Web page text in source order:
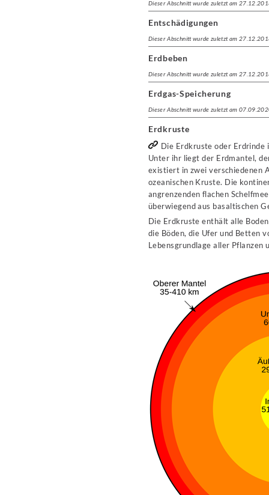
Dieser Abschnitt wurde zuletzt am
Entschädigungen
Dieser Abschnitt wurde zuletzt am
Erdbeben
Dieser Abschnitt wurde zuletzt am
Erdgas-Speicherung
Dieser Abschnitt wurde zuletzt am
Erdkruste
Die Erdkruste oder Erdrinde
Unter ihr liegt der Erdmantel,
existiert in zwei verschiedenen
ozeanischen Kruste. Die
angrenzenden flachen
überwiegend aus basaltischen
Die Erdkruste enthält alle
die Böden, die Ufer und Betten
Lebensgrundlage aller Pflanzen